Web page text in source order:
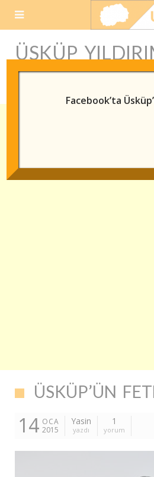
ÜSKÜP
BEYAZIT
ÜSKÜP’ÜN
14 OCA
2015
Yasin
yazdı
1
yorum
Facebook’ta